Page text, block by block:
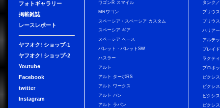
フォトギャラリー
掲載雑誌
レースレポート
ヤフオク! ショップ-1
ヤフオク! ショップ-2
Youtube
Facebook
twitter
Instagram
ワゴンR スマイル
MRワゴン
スペーシア・スペーシア カスタム
スペーシア ギア
スペーシア ベース
パレット・パレットSW
ハスラー
アルト
アルト ターボRS
アルト ワークス
アルト バン
アルト ラパン
タンク
プリウス
プリウ
ハリアー
アルテ
ブレイド
ラクテ
プロボ
ピクシ
ピクシ
ピクシ
ピクシ